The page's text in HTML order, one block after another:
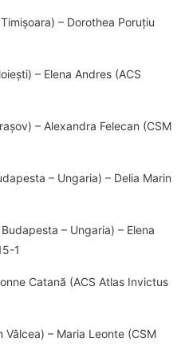
– Dorothea Poruțiu
– Elena Andres (ACS
– Alexandra Felecan (CSM
– Ungaria) – Delia Marin
– Ungaria) – Elena
1
Catană (ACS Atlas Invictus
Vâlcea) – Maria Leonte (CSM